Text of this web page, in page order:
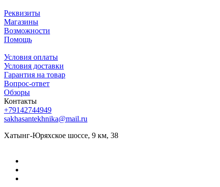
Реквизиты
Магазины
Возможности
Помощь
Условия оплаты
Условия доставки
Гарантия на товар
Вопрос-ответ
Обзоры
Контакты
+79142744949
sakhasantekhnika@mail.ru
Хатынг-Юряхское шоссе, 9 км, 38